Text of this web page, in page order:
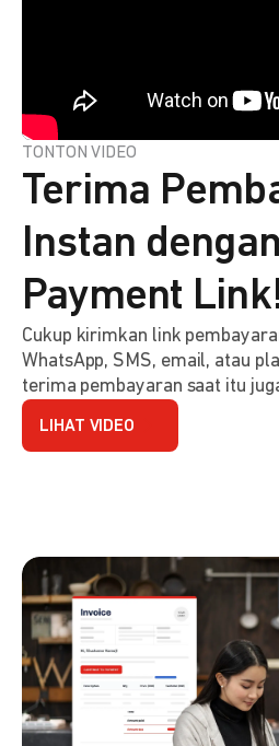
TONTON VIDEO
Terima
Instan
Payment
Cukup kirimkan link
WhatsApp, SMS, email, atau
terima pembayaran saat itu
LIHAT VIDEO